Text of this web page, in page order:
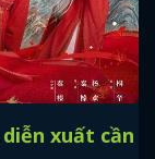
xuất cần